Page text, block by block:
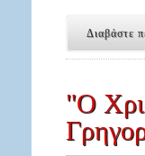
Διαβάστε
"Ο